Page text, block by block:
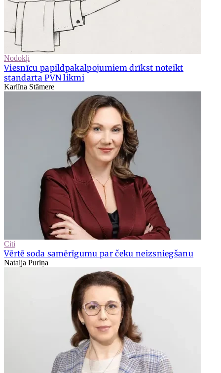
Nodokļi
Viesnīcu papildpakalpojumiem drīkst noteikt
standarta PVN likmi
Karlīna Stāmere
Citi
Vērtē soda samērīgumu par čeku neizsniegšanu
Nataļja Puriņa